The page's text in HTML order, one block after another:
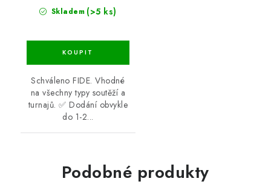
Skladem (>5 ks)
Schváleno FIDE. Vhodné
na všechny typy soutěží a
turnajů. ✅ Dodání obvykle
do 1-2...
Podobné produkty